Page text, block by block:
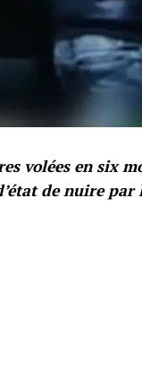
volées en six
de nuire par